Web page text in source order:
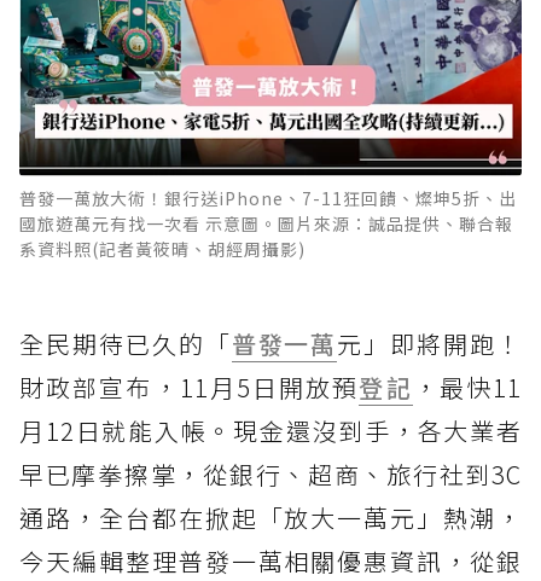
普發一萬放大術！銀行送iPhone、7-11狂回饋、燦坤5折、出
國旅遊萬元有找一次看 示意圖。圖片來源：誠品提供、聯合報
系資料照(記者黃筱晴、胡經周攝影)
全民期待已久的「普發一萬元」即將開跑！
財政部宣布，11月5日開放預登記 ，最快11
月12日就能入帳。現金還沒到手，各大業者
早已摩拳擦掌，從銀行、超商、旅行社到3C
通路，全台都在掀起「放大一萬元」熱潮，
今天編輯整理普發一萬相關優惠資訊，從銀